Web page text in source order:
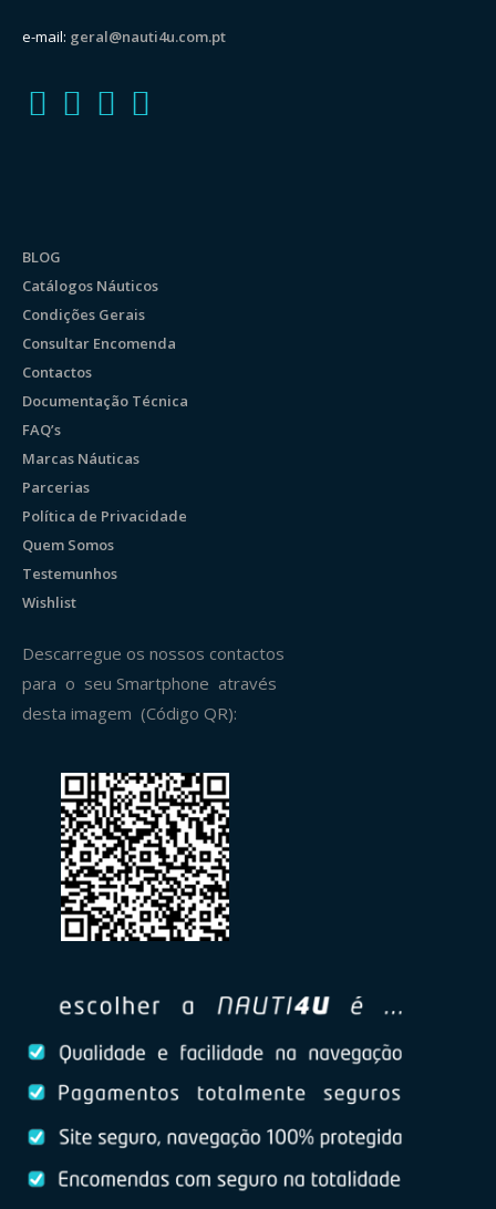
e-mail: geral@nauti4u.com.pt
BLOG
Catálogos Náuticos
Condições Gerais
Consultar Encomenda
Contactos
Documentação Técnica
FAQ’s
Marcas Náuticas
Parcerias
Política de Privacidade
Quem Somos
Testemunhos
Wishlist
Descarregue os nossos contactos
para o seu Smartphone através
desta imagem (Código QR):